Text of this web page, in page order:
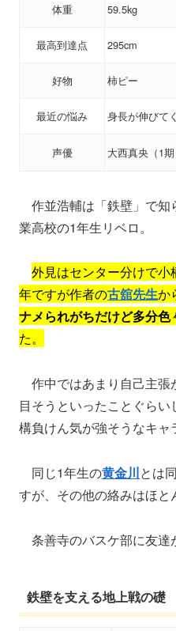
体重 59.5kg
最高到達点 295cm
好物 柿ピー
最近の悩み 身長が伸びて
声優 大西真央（1
作並浩輔は「鉄壁」で
業高校の1年生リベロ。
外見はセンター分けで
年ですが作者の古舘先生か
ナメられがちだけど多分色
た。
作中ではあまり自己主
目そうといったことぐら
構負けん気が強そうなキャ
同じ1年生の黄金川とは
すが、その他の絡みはほと
条善寺のバスケ部に友達
鉄壁を支える地上戦の礎